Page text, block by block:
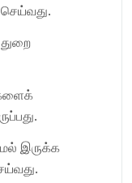
செய்வது.
இருக்க